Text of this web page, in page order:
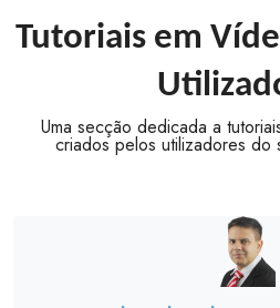
Tutoriais em
Uma secção dedicada a
criados pelos utilizadores do